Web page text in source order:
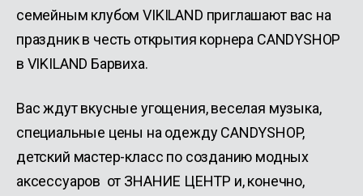
семейным клубом VIKILAND приглашают вас на
праздник в честь открытия корнера CANDYSHOP
в VIKILAND Барвиха.
Вас ждут вкусные угощения, веселая музыка,
специальные цены на одежду CANDYSHOP,
детский мастер-класс по созданию модных
аксессуаров от ЗНАНИЕ ЦЕНТР и, конечно,